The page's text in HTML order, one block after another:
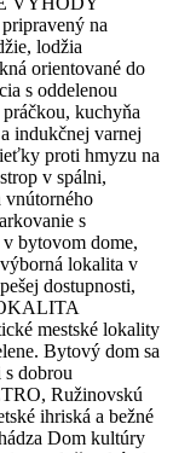
na
lodžia
orientované do
s oddelenou
kuchyňa
indukčnej varnej
proti hmyzu na
v spálni,
vnútorného
s
bytovom dome,
lokalita v
dostupnosti,
mestské lokality
Bytový dom sa
dobrou
Ružinovskú
ihriská a bežné
Dom kultúry